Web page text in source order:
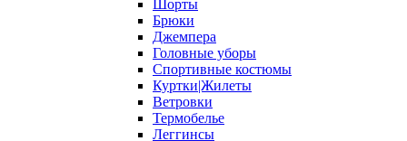
Шорты
Брюки
Джемпера
Головные уборы
Спортивные костюмы
Куртки|Жилеты
Ветровки
Термобелье
Леггинсы